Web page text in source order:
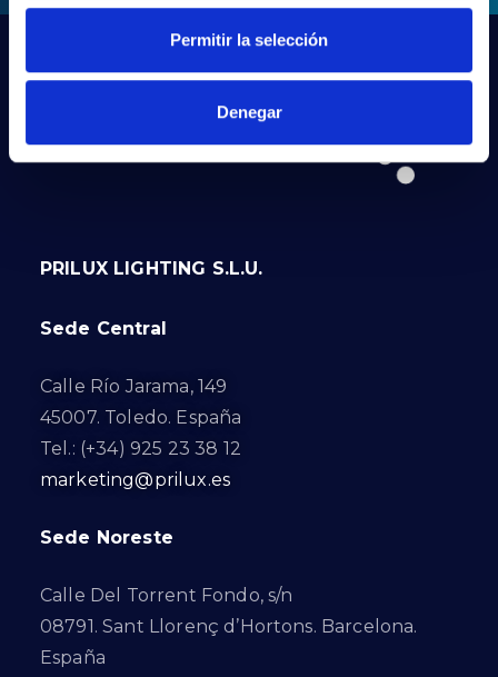
Permitir la selección
Denegar
PRILUX LIGHTING S.L.U.
Sede Central
Calle Río Jarama, 149
45007. Toledo. España
Tel.: (+34) 925 23 38 12
marketing@prilux.es
Sede Noreste
Calle Del Torrent Fondo, s/n
08791. Sant Llorenç d’Hortons. Barcelona.
España